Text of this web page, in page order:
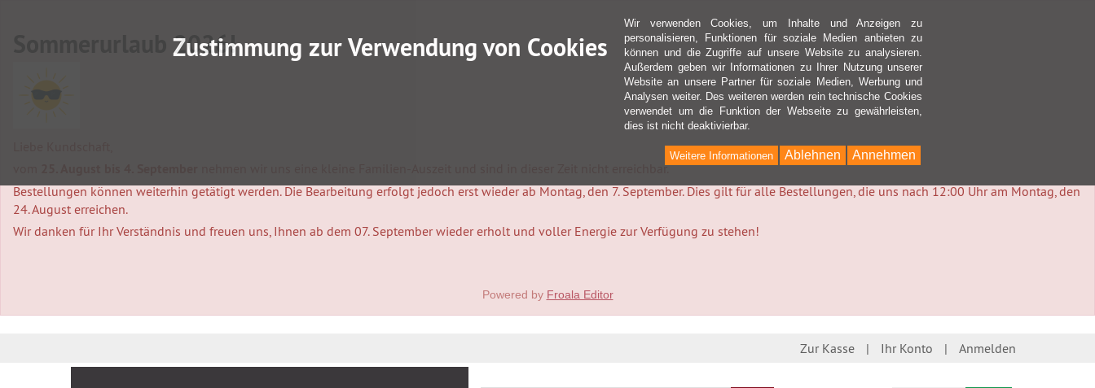
Sommerurlaub 2026!
nehmen wir uns eine kleine Familien-Auszeit und sind in dieser Zeit nicht erreichbar.
Bestellungen können weiterhin getätigt werden. Die Bearbeitung erfolgt jedoch erst wieder ab Montag, den 7. September. Dies gilt für alle Bestellungen, die uns nach 12:00 Uhr am Montag, den
24. August erreichen.
Wir danken für Ihr Verständnis und freuen uns, Ihnen ab dem 07. September wieder erholt und voller Energie zur Verfügung zu stehen!
Powered by Froala Editor
Zur Kasse Ihr Konto Anmelden
Zustimmung zur Verwendung von Cookies
Wir verwenden Cookies, um Inhalte und Anzeigen zu
personalisieren, Funktionen für soziale Medien anbieten zu
können und die Zugriffe auf unsere Website zu analysieren.
Außerdem geben wir Informationen zu Ihrer Nutzung unserer
Website an unsere Partner für soziale Medien, Werbung und
Analysen weiter. Des weiteren werden rein technische Cookies
verwendet um die Funktion der Webseite zu gewährleisten,
dies ist nicht deaktivierbar.
Annehmen
Ablehnen
Weitere Informationen